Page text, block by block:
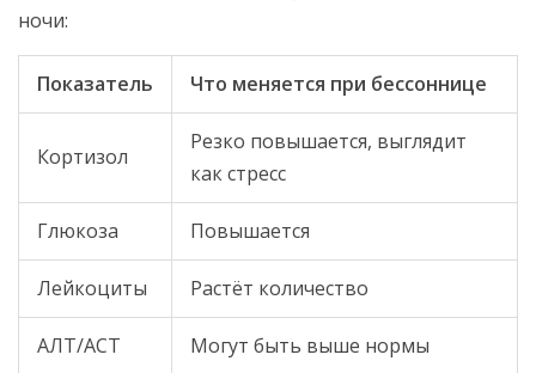
ночи:
Показатель Что меняется при бессоннице
Кортизол
Резко повышается, выглядит
как стресс
Глюкоза Повышается
Лейкоциты Растёт количество
АЛТ/АСТ Могут быть выше нормы